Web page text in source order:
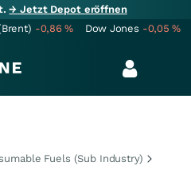
→ Jetzt Depot eröffnen
-0,86% Dow Jones -0,05%
Fuels (Sub Industry)